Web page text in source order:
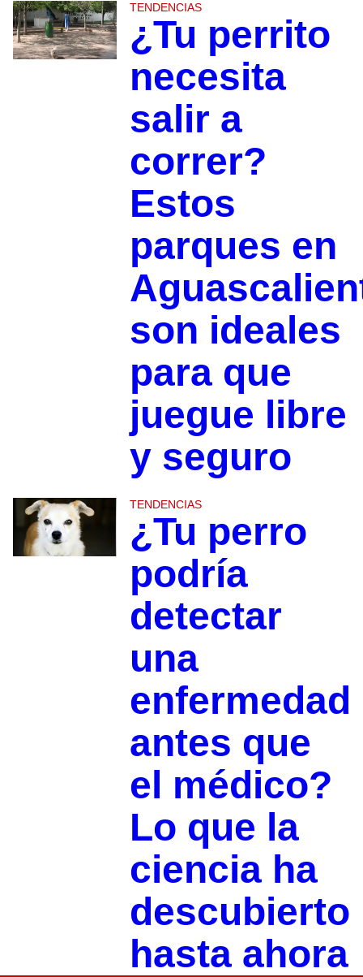
TENDENCIAS
¿Tu perrito
necesita
salir a
correr?
Estos
parques en
son ideales
para que
juegue libre
y seguro
TENDENCIAS
¿Tu perro
podría
detectar
una
enfermedad
antes que
el médico?
Lo que la
ciencia ha
descubierto
hasta ahora